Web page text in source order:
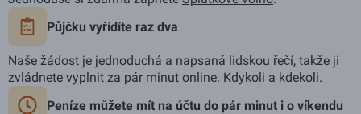
Půjčku vyřídíte raz dva
Naše žádost je jednoduchá a napsaná lidskou řečí, takže ji
zvládnete vyplnit za pár minut online. Kdykoli a kdekoli.
Peníze můžete mít na účtu do pár minut i o víkendu